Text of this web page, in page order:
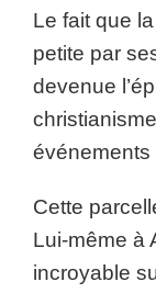
Le fait que
petite par
devenue
événements
Cette
Lui-même à
incroyable